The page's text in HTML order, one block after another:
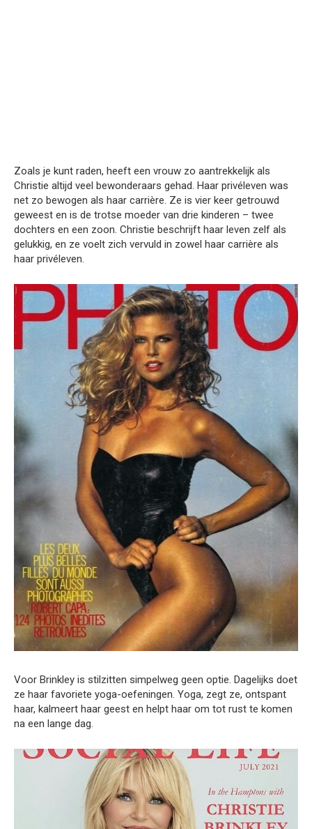
Zoals je kunt raden, heeft een vrouw zo aantrekkelijk als
Christie altijd veel bewonderaars gehad. Haar privéleven was
net zo bewogen als haar carrière. Ze is vier keer getrouwd
geweest en is de trotse moeder van drie kinderen – twee
dochters en een zoon. Christie beschrijft haar leven zelf als
gelukkig, en ze voelt zich vervuld in zowel haar carrière als
haar privéleven.
Voor Brinkley is stilzitten simpelweg geen optie. Dagelijks doet
ze haar favoriete yoga-oefeningen. Yoga, zegt ze, ontspant
haar, kalmeert haar geest en helpt haar om tot rust te komen
na een lange dag.